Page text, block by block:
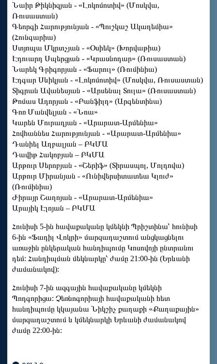
Նաիր Թիկնիզյան - «Լոկոմոտիվ» (Մոսկվա,
Ռուսաստան)
Գեորգի Հարությունյան - «Պուշկաշ Ակադեմիա»
(Հունգարիա)
Ստյոպա Մկրտչյան - «Օսիեկ» (Խորվաթիա)
Էդուարդ Սպերցյան - «Կրասնոդար» (Ռուսաստան)
Նարեկ Գրիգորյան - «Ֆարուլ» (Ռումինիա)
Էդգար Սևիկյան - «Լոկոմոտիվ» (Մոսկվա, Ռուսաստան)
Տիգրան Ավանեսյան - «Արսենալ Տուլա» (Ռուսաստան)
Թոմաս Ադորյան - «Բանֆիլդ» (Արգենտինա)
Գոռ Մանվելյան - «Նոա»
Կարեն Մուրադյան - «Արարատ-Արմենիա»
Հովհաննես Հարությունյան - «Արարատ-Արմենիա»
Դանիել Աղբալյան – ԲԿՄԱ
Դավիթ Հակոբյան – ԲԿՄԱ
Արթուր Սերոբյան - «Շերիֆ» (Տիրասպոլ, Մոլդովա)
Արթուր Միրանյան - «Ունիվերսիտատեա Կլուժ»
(Ռումինիա)
Ժիրայր Շաղոյան - «Արարատ-Արմենիա»
Արայիկ Էլոյան – ԲԿՄԱ
Հունիսի 5-ին հավաքականը կմեկնի Պրիշտինա՝ հունիսի
6-ին «Ֆադիլ Վոկրի» մարզադաշտում անցկացնելու
առաջին ընկերական հանդիպումը Կոսովոյի ընտրանու
դեմ: Հանդիպման մեկնարկը՝ ժամը 21:00-ին (Երևանի
ժամանակով):
Հունիսի 7-ին ազգային հավաքականը կմեկնի
Պոդգորիցա: Չեռնոգորիայի հավաքականի հետ
հանդիպումը կկայանա Նիկշիչ քաղաքի «Քաղաքային»
մարզադաշտում և կմեկնարկի Երևանի ժամանակով
ժամը 22:00-ին: